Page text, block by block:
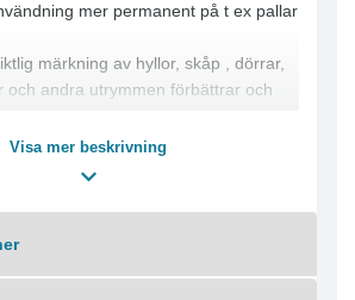
mer permanent på t ex pallar
märkning av hyllor, skåp , dörrar,
och andra utrymmen förbättrar och
De självhäftande
slitstark polypropylene går att läsa
mall för etiketten finns på
Visa mer beskrivning